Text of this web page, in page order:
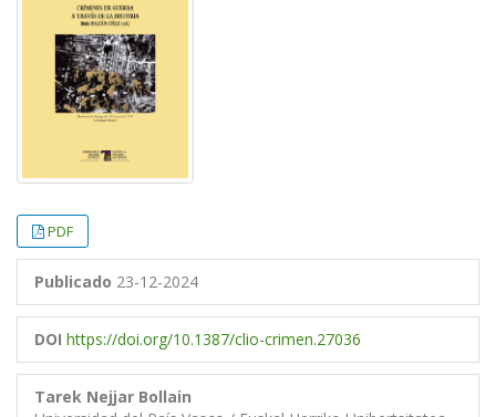
PDF
Publicado 23-12-2024
DOI https://doi.org/10.1387/clio-crimen.27036
Tarek Nejjar Bollain